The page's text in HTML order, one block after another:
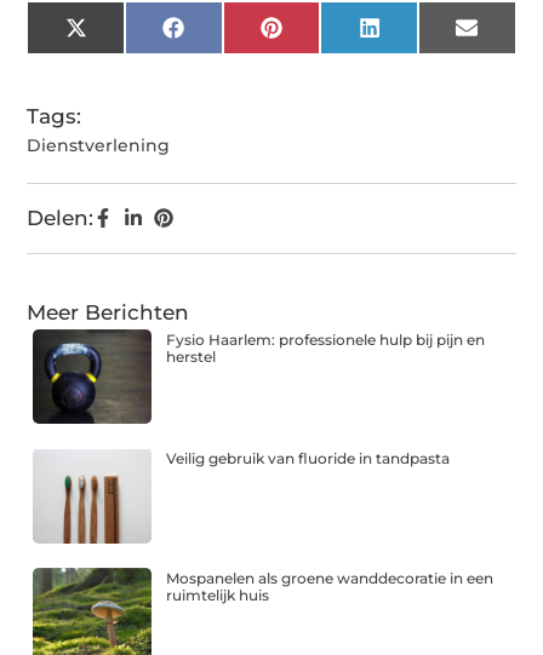
X
(Twitter)
FacebookPinterestLinkedIn Email
Tags:
Dienstverlening
Delen:
Meer Berichten
Fysio Haarlem: professionele hulp bij pijn en
herstel
Veilig gebruik van fluoride in tandpasta
Mospanelen als groene wanddecoratie in een
ruimtelijk huis